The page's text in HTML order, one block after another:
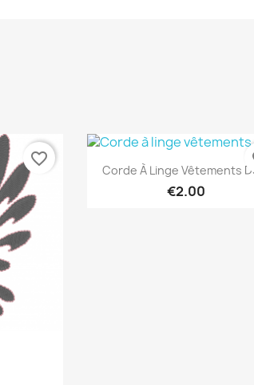
favorite_border Quick view
Corde À Linge Vêtements
€2.00